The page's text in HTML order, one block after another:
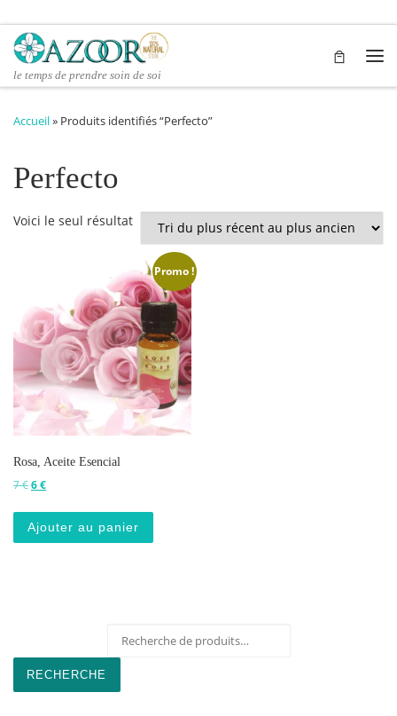
Passer au contenu
le temps de prendre soin de soi
Accueil» Produits identifiés “Perfecto”
Perfecto
Voici le seul résultat
Promo !
Rosa, Aceite Esencial
7€Le prix initial était : 7 €.
6€Le prix actuel est : 6 €.
Ajouter au panier
RECHERCHE